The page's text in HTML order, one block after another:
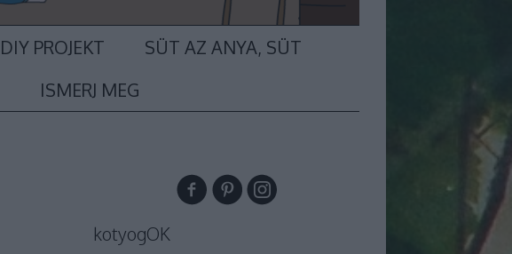
DIY PROJEKT
SÜT AZ ANYA, SÜT
ISMERJ MEG
kotyogOK